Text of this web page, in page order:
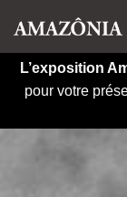
Aller
au
contenu
L’exposition
pour votre